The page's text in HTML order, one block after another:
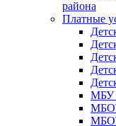
района
Платные
МБУ